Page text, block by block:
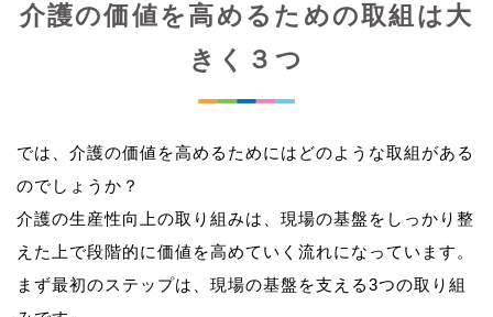
介護の価値を高めるための取組は大
きく３つ
では、介護の価値を高めるためにはどのような取組がある
のでしょうか？
介護の生産性向上の取り組みは、現場の基盤をしっかり整
えた上で段階的に価値を高めていく流れになっています。
まず最初のステップは、現場の基盤を支える3つの取り組